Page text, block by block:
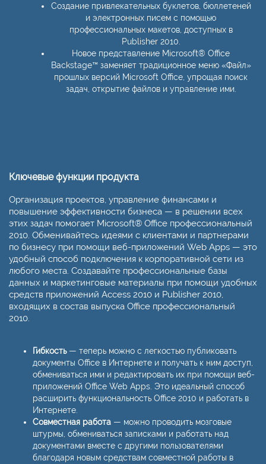
Создание привлекательных буклетов, бюллетеней
и электронных писем с помощью
профессиональных макетов, доступных в
Publisher 2010.
Новое представление Microsoft® Office
Backstage™ заменяет традиционное меню «Файл»
прошлых версий Microsoft Office, упрощая поиск
задач, открытие файлов и управление ими.
Ключевые функции продукта
Организация проектов, управление финансами и
повышение эффективности бизнеса — в решении всех
этих задач помогает Microsoft® Office профессиональный
2010. Обмени­вайтесь идеями с клиентами и партнерами
по бизнесу при помощи веб-приложений Web Apps — это
удобный способ подключения к корпоративной сети из
любого места. Создавайте профессиональные базы
данных и маркетинговые материалы при помощи удобных
средств приложений Access 2010 и Publisher 2010,
входящих в состав выпуска Office профессиональный
2010.
Гибкость— теперь можно с легкостью публиковать
документы Office в Интернете и получать к ним доступ,
обмениваться ими и редактировать их при помощи веб-
приложений Office Web Apps. Это идеальный способ
расширить функциональность Office 2010 и работать в
Интернете.
Совместная работа — можно проводить мозговые
штурмы, обмениваться записками и работать над
документами вместе с другими пользователями
благодаря новым средствам совместной работы в